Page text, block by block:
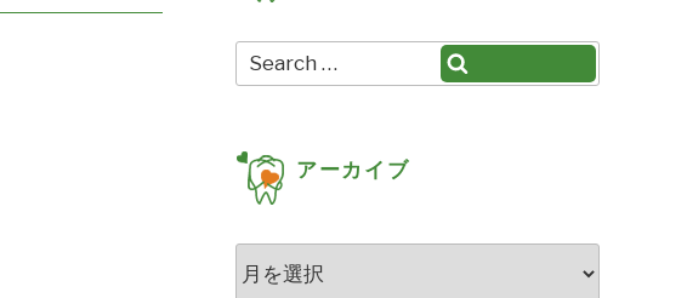
Search
for:
アーカイブ
ー